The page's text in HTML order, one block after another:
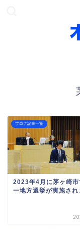
ブログ記事一覧
2023年4月に茅ヶ崎市
一地方選挙が実施され